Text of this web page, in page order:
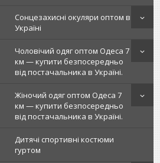
Сонцезахисні окуляри оптом в
Україні
Чоловічий одяг оптом Одеса 7
км — купити безпосередньо
від постачальника в Україні.
Жіночий одяг оптом Одеса 7
км — купити безпосередньо
від постачальника в Україні.
Дитячі спортивні костюми
гуртом